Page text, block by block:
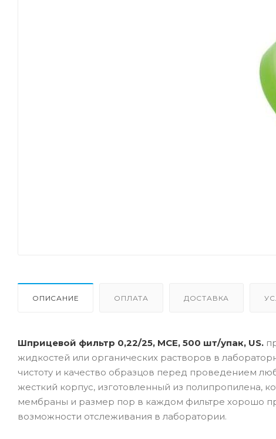
ОПИСАНИЕ ОПЛАТА ДОСТАВКА
Шприцевой фильтр 0,22/25, MCE, 500 шт/упак, US.
жидкостей или органических растворов в
чистоту и качество образцов перед проведением
жесткий корпус, изготовленный из полипропилена,
мембраны и размер пор в каждом фильтре хорошо
возможности отслеживания в лаборатории.